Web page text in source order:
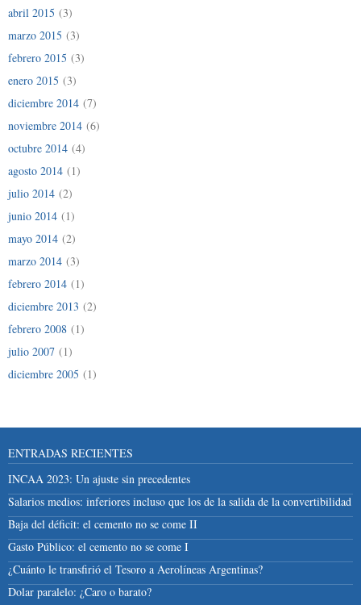
abril 2015 (3)
marzo 2015 (3)
febrero 2015 (3)
enero 2015 (3)
diciembre 2014 (7)
noviembre 2014 (6)
octubre 2014 (4)
agosto 2014 (1)
julio 2014 (2)
junio 2014 (1)
mayo 2014 (2)
marzo 2014 (3)
febrero 2014 (1)
diciembre 2013 (2)
febrero 2008 (1)
julio 2007 (1)
diciembre 2005 (1)
ENTRADAS RECIENTES
INCAA 2023: Un ajuste sin precedentes
Salarios medios: inferiores incluso que los de la salida de la convertibilidad
Baja del déficit: el cemento no se come II
Gasto Público: el cemento no se come I
¿Cuánto le transfirió el Tesoro a Aerolíneas Argentinas?
Dolar paralelo: ¿Caro o barato?